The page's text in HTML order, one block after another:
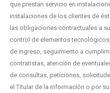
que prestan servicio en
instalaciones de los clientes de
las obligaciones contractuales a
control de elementos
de ingreso, seguimiento a
contratistas, atención de
de consultas, peticiones,
el Titular de la información o por